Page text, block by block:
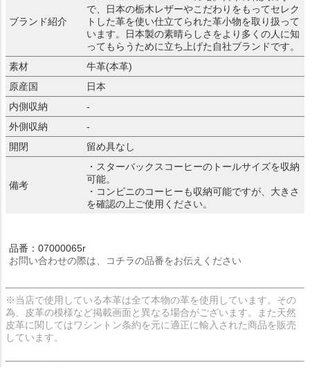
ブランド紹介
で、日本の栃木レザーやこだわりをもってセレク
トした革を使い仕立てられた革小物を取り扱って
います。日本製の素晴らしさをより多くの人に知
ってもらうために立ち上げた自社ブランドです。
素材
牛革(本革)
原産国
日本
内側収納
-
外側収納
-
開閉
留め具なし
備考
・スターバックスコーヒーのトールサイズを収納
可能。
・コンビニのコーヒーも収納可能ですが、大きさ
を確認の上ご使用ください。
品番：07000065r
お問い合わせの際は、コチラの品番をお伝えください
※当店で使用している本革は全て本物の革を使用しています。その
為、皮革の模様など掲載画面と異なる場合がございます。また天然
皮革に関してはワシントン条約を元に適正に輸入された商品を販売
しています。